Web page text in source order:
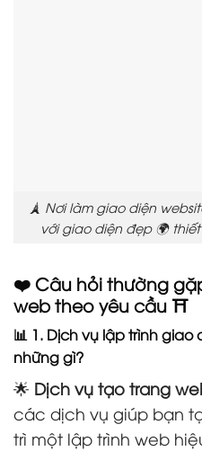
🗼 Nơi làm giao diện
với giao diện đẹp 🌍
❤️ Câu hỏi thường
web theo yêu cầu ⛩️
📊 1. Dịch vụ lập trình
những gì?
🌟 Dịch vụ tạo trang
các dịch vụ giúp bạn
trì một lập trình web